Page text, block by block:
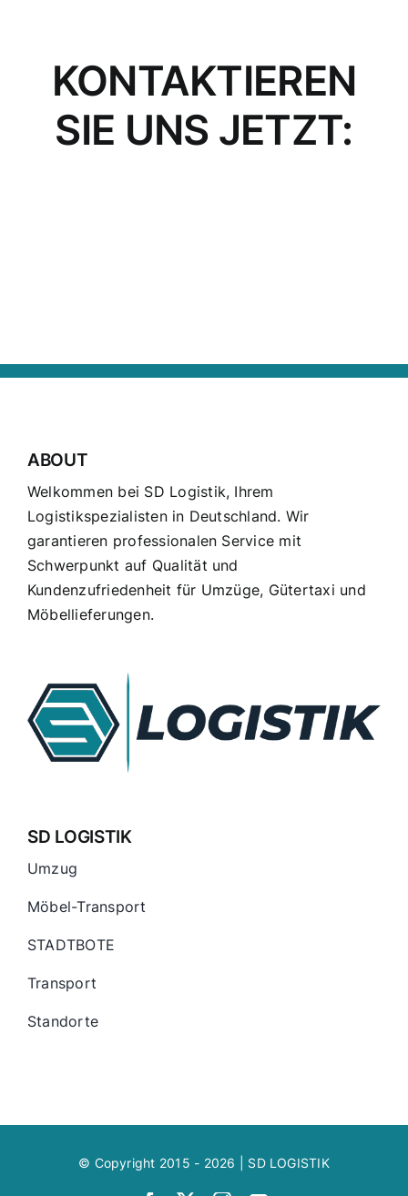
KONTAKTIEREN
SIE UNS JETZT:
ABOUT
Welkommen bei SD Logistik, Ihrem
Logistikspezialisten in Deutschland. Wir
garantieren professionalen Service mit
Schwerpunkt auf Qualität und
Kundenzufriedenheit für Umzüge, Gütertaxi und
Möbellieferungen.
SD LOGISTIK
Umzug
Möbel-Transport
STADTBOTE
Transport
Standorte
© Copyright 2015 - 2026 | SD LOGISTIK